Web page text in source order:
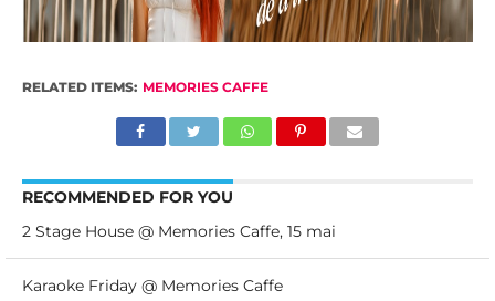
RELATED ITEMS: MEMORIES CAFFE
RECOMMENDED FOR YOU
2 Stage House @ Memories Caffe, 15 mai
Karaoke Friday @ Memories Caffe